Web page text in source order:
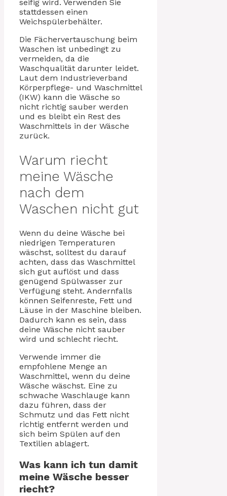
seifig wird. Verwenden Sie
stattdessen einen
Weichspülerbehälter.
Die Fächervertauschung beim
Waschen ist unbedingt zu
vermeiden, da die
Waschqualität darunter leidet.
Laut dem Industrieverband
Körperpflege- und Waschmittel
(IKW) kann die Wäsche so
nicht richtig sauber werden
und es bleibt ein Rest des
Waschmittels in der Wäsche
zurück.
Warum riecht
meine Wäsche
nach dem
Waschen nicht gut
Wenn du deine Wäsche bei
niedrigen Temperaturen
wäschst, solltest du darauf
achten, dass das Waschmittel
sich gut auflöst und dass
genügend Spülwasser zur
Verfügung steht. Andernfalls
können Seifenreste, Fett und
Läuse in der Maschine bleiben.
Dadurch kann es sein, dass
deine Wäsche nicht sauber
wird und schlecht riecht.
Verwende immer die
empfohlene Menge an
Waschmittel, wenn du deine
Wäsche wäschst. Eine zu
schwache Waschlauge kann
dazu führen, dass der
Schmutz und das Fett nicht
richtig entfernt werden und
sich beim Spülen auf den
Textilien ablagert.
Was kann ich tun damit
meine Wäsche besser
riecht?